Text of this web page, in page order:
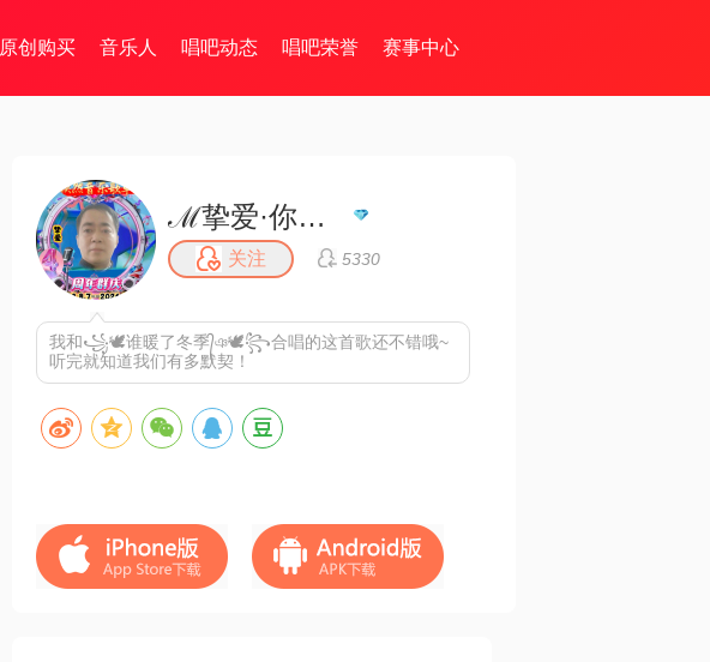
原创购买 音乐人 唱吧动态 唱吧荣誉 赛事中心
ℳ挚爱·你的人☪꯭✿᭄¹³¹⁴
关注 5330
我和꧁🕊谁暖了冬季᭄ঞ🕊꧂合唱的这首歌还不错哦~
听完就知道我们有多默契！